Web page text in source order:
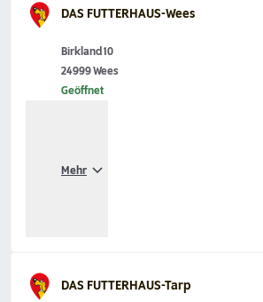
DAS FUTTERHAUS-Wees
Birkland 10
24999 Wees
Geöffnet
Mehr
DAS FUTTERHAUS-Tarp